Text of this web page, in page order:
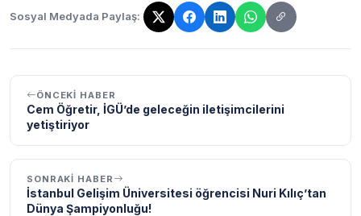
Sosyal Medyada Paylaş:
Bağlantı kopyalandı!
ÖNCEKI HABER
Cem Öğretir, İGÜ’de geleceğin iletişimcilerini
yetiştiriyor
SONRAKI HABER
İstanbul Gelişim Üniversitesi öğrencisi Nuri Kılıç’tan
Dünya Şampiyonluğu!